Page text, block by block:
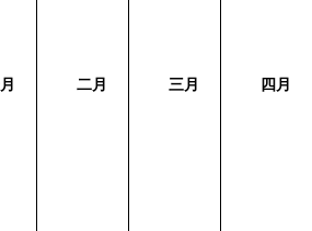
二月 三月 四月